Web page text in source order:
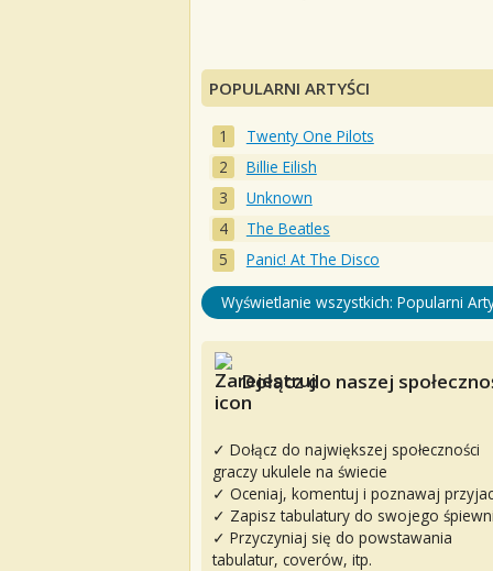
POPULARNI ARTYŚCI
Twenty One Pilots
Billie Eilish
Unknown
The Beatles
Panic! At The Disco
Wyświetlanie wszystkich: Popularni
Dołącz do naszej
✓ Dołącz do największej społeczności
graczy ukulele na świecie
✓ Oceniaj, komentuj i poznawaj
✓ Zapisz tabulatury do swojego
✓ Przyczyniaj się do powstawania
tabulatur, coverów, itp.